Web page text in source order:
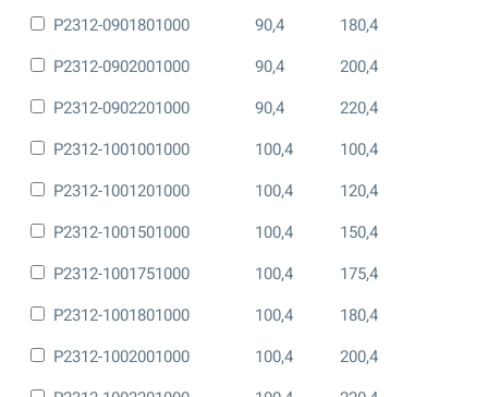
P2312-0901801000
90,4
180,4
P2312-0902001000
90,4
200,4
P2312-0902201000
90,4
220,4
P2312-1001001000
100,4
100,4
P2312-1001201000
100,4
120,4
P2312-1001501000
100,4
150,4
P2312-1001751000
100,4
175,4
P2312-1001801000
100,4
180,4
P2312-1002001000
100,4
200,4